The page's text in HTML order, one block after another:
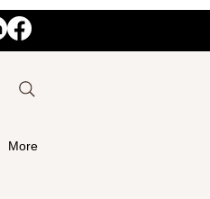
More